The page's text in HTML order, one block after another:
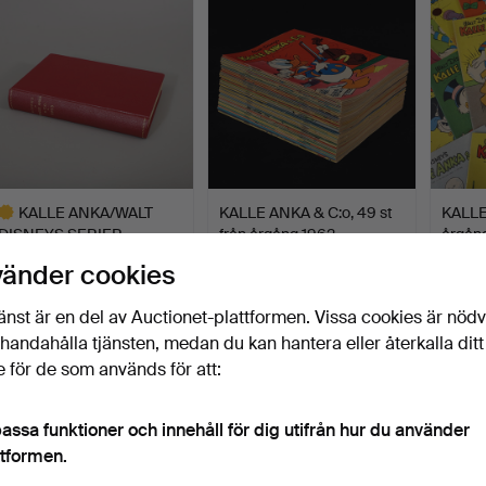
KALLE ANKA/WALT
SERIER,
bud
KALLE ANKA & C:o, 49 st
från årgång 1962.
cookies
är en del av Auctionet-plattformen. Vissa cookies är
tjänsten, medan du kan hantera eller återkalla ditt
för de som används för att:
funktioner och innehåll för dig utifrån hur du använder